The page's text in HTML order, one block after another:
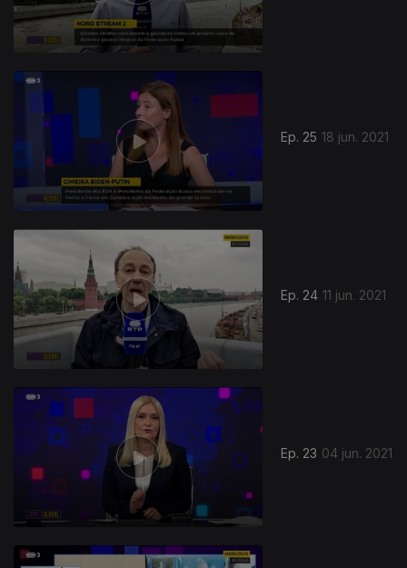
Ep. 25 18 jun. 2021
Ep. 24 11 jun. 2021
550820
Ep. 23 04 jun. 2021